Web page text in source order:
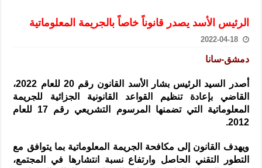
سوريا تبحث مع الإيسيسكو التعاون في البحث العلمي وحماية التراث
الرئيس الأسد يصدر قانوناً خاصاً بالجريمة المعلوماتية
2022-04-18
دمشق-سانا
أصدر السيد الرئيس بشار الأسد القانون رقم 20 للعام 2022،
القاضي بإعادة تنظيم القواعد القانونية الجزائية للجريمة
المعلوماتية التي تضمنها المرسوم التشريعي رقم 17 للعام
2012.
ويهدف القانون إلى مكافحة الجريمة المعلوماتية بما يتوافق مع
التطور التقني الحاصل وارتفاع نسبة انتشارها في المجتمع،